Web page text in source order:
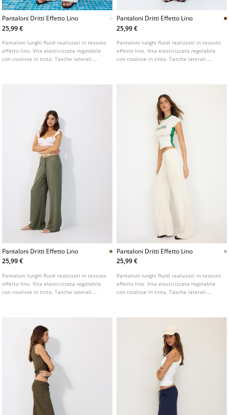
Pantaloni Dritti Effetto Lino
25,99 €
Pantaloni lunghi fluidi realizzati in tessuto
effetto lino. Vita elasticizzata regolabile
con coulisse in tinta. Tasche laterali.
Pantaloni Dritti Effetto Lino
25,99 €
Pantaloni lunghi fluidi realizzati in tessuto
effetto lino. Vita elasticizzata regolabile
con coulisse in tinta. Tasche laterali.
Pantaloni Dritti Effetto Lino
25,99 €
Pantaloni lunghi fluidi realizzati in tessuto
effetto lino. Vita elasticizzata regolabile
con coulisse in tinta. Tasche laterali.
Pantaloni Dritti Effetto Lino
25,99 €
Pantaloni lunghi fluidi realizzati in tessuto
effetto lino. Vita elasticizzata regolabile
con coulisse in tinta. Tasche laterali.